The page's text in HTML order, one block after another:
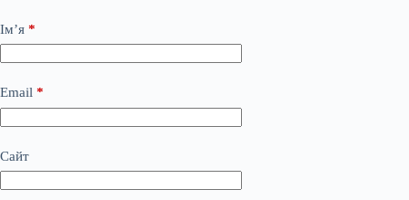
Ім’я *
Email *
Сайт